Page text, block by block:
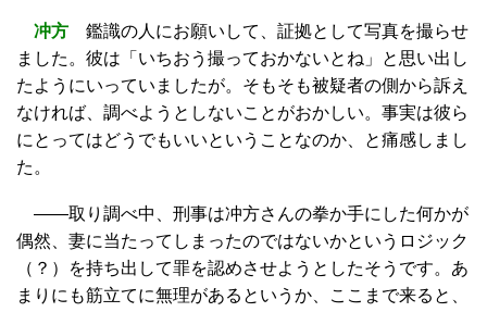
冲方 鑑識の人にお願いして、証拠として写真を撮らせ
ました。彼は「いちおう撮っておかないとね」と思い出し
たようにいっていましたが。そもそも被疑者の側から訴え
なければ、調べようとしないことがおかしい。事実は彼ら
にとってはどうでもいいということなのか、と痛感しまし
た。
――取り調べ中、刑事は冲方さんの拳か手にした何かが
偶然、妻に当たってしまったのではないかというロジック
（？）を持ち出して罪を認めさせようとしたそうです。あ
まりにも筋立てに無理があるというか、ここまで来ると、